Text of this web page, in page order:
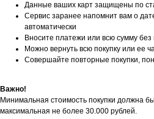
Данные ваших карт защищены по
Сервис заранее напомнит вам о
автоматически
Вносите платежи или всю сумму без
Можно вернуть всю покупку или ее
Совершайте повторные покупки,
Важно!
Минимальная стоимость покупки должна
максимальная не более 30.000 рублей.